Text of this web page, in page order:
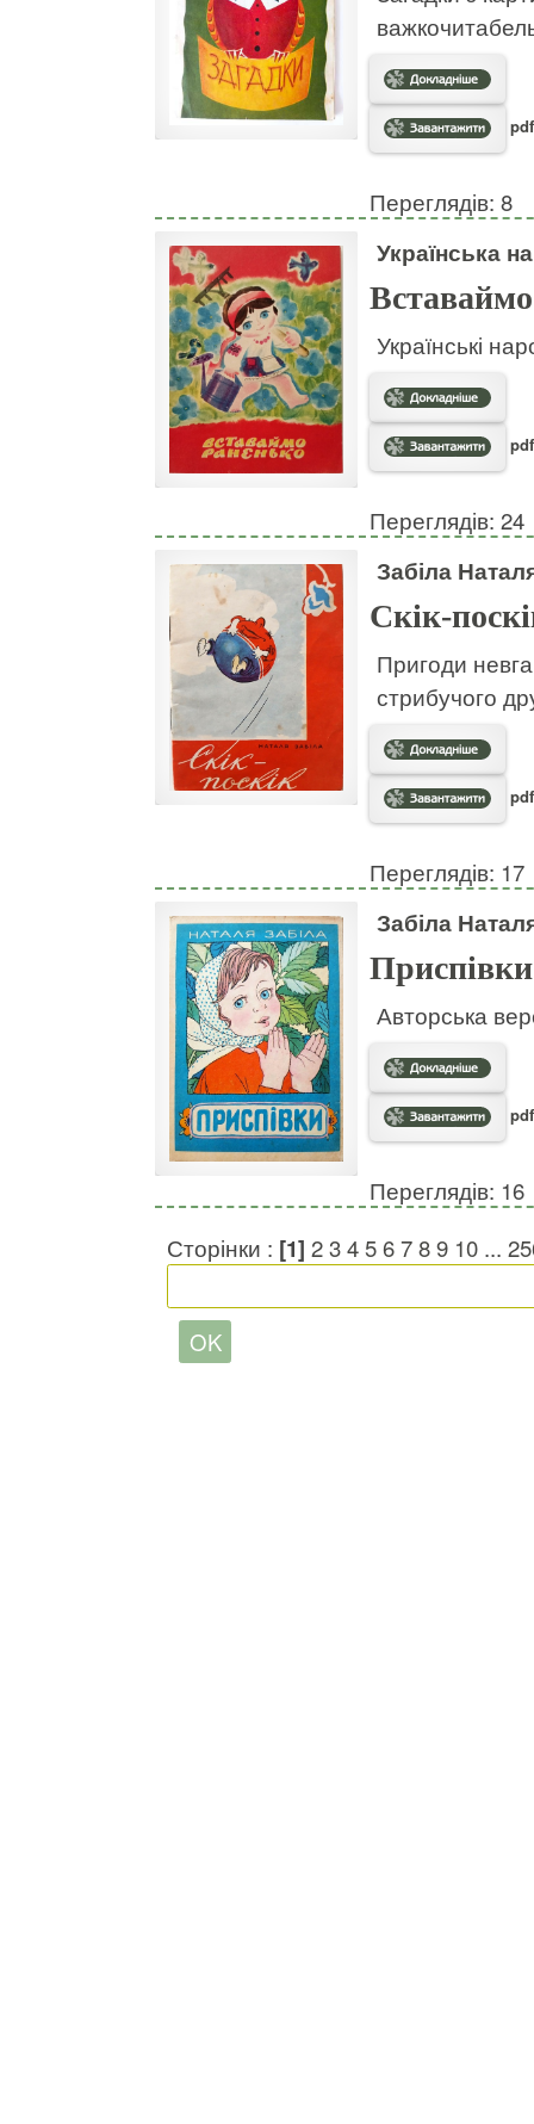
Переглядів: 8
Українська
Українські
Переглядів: 24
Забіла
Скік-
Пригоди
стрибучого
Переглядів: 17
Забіла
Приспівки
Авторська
Переглядів: 16
Сторінки : [1] 23456789 10 ...